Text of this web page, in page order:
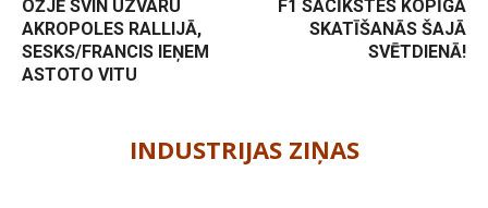
-
OŽJĒ SVIN UZVARU
AKROPOLES RALLIJĀ,
SESKS/FRANCIS IEŅEM
ASTOTO VITU
F1 SACĪKSTES KOPĪGA
SKATĪŠANĀS ŠAJĀ
SVĒTDIENĀ!
INDUSTRIJAS ZIŅAS